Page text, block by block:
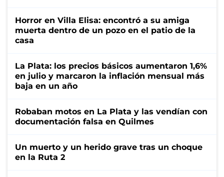
Horror en Villa Elisa: encontró a su amiga
muerta dentro de un pozo en el patio de la
casa
La Plata: los precios básicos aumentaron 1,6%
en julio y marcaron la inflación mensual más
baja en un año
Robaban motos en La Plata y las vendían con
documentación falsa en Quilmes
Un muerto y un herido grave tras un choque
en la Ruta 2